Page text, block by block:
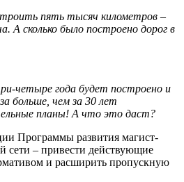
пять тысяч километ­ров –
А сколько было пост­роено дорог в
четыре года будет построено и
больше, чем за 30 лет
планы! А что это даст?
Программы развития магист­
сети – привести действующие
и расширить пропускную